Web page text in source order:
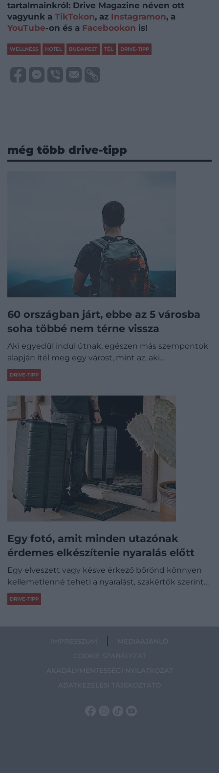
tartalmainkról: Drive Magazine néven ott
vagyunk a TikTokon, az Instagramon, a
YouTube-on és a Facebookon is!
WELLNESS HOTEL BUDAPEST TÉL DRIVE-TIPP
még több drive-tipp
60 országban járt, ebbe az 5 városba
soha többé nem térne vissza
Aki egyedül indul útnak, egészen más szempontok
alapján ítél meg egy várost, mint az, aki…
DRIVE-TIPP
Egy fotó, amit minden utazónak
érdemes elkészítenie nyaralás előtt
Egy elveszett vagy késve érkező bőrönd könnyen
kellemetlenné teheti a nyaralást, szakértők szerint…
DRIVE-TIPP